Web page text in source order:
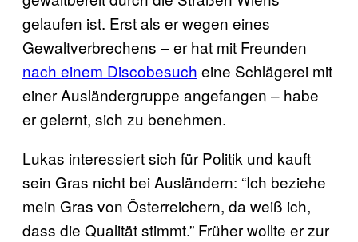
gelaufen ist. Erst als er wegen eines
Gewaltverbrechens – er hat mit Freunden
nach einem Discobesuch eine Schlägerei mit
einer Ausländergruppe angefangen – habe
er gelernt, sich zu benehmen.
Lukas interessiert sich für Politik und kauft
sein Gras nicht bei Ausländern: “Ich beziehe
mein Gras von Österreichern, da weiß ich,
dass die Qualität stimmt.” Früher wollte er zur